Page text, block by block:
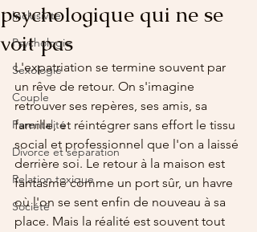
Inclusivité
Psychologie
Sexologie
Couple
Parentalité
Divorce et séparation
Relation toxique
Société
psychologique qui ne se
voit pas
L'expatriation se termine souvent par
un rêve de retour. On s'imagine
retrouver ses repères, ses amis, sa
famille, et réintégrer sans effort le tissu
social et professionnel que l'on a laissé
derrière soi. Le retour à la maison est
fantasmé comme un port sûr, un havre
où l'on se sent enfin de nouveau à sa
place. Mais la réalité est souvent tout